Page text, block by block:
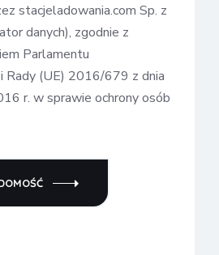
stacjeladowania.com Sp. z
danych), zgodnie z
Parlamentu
Rady (UE) 2016/679 z dnia
r. w sprawie ochrony osób